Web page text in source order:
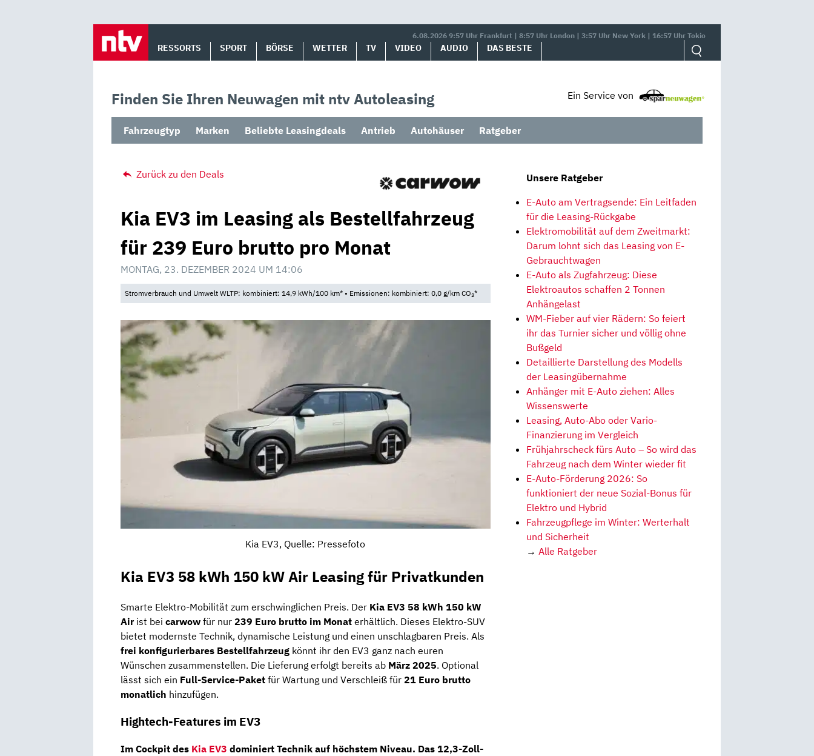
6.08.2026 9:57 Uhr Frankfurt | 8:57 Uhr London | 3:57 Uhr New York | 16:57 Uhr Tokio
RESSORTS SPORT BÖRSE WETTER TV VIDEO AUDIO DAS BESTE
Finden Sie Ihren Neuwagen mit ntv Autoleasing Ein Service von
Fahrzeugtyp Marken Beliebte Leasingdeals Antrieb Autohäuser Ratgeber
Zurück zu den Deals
Kia EV3 im Leasing als Bestellfahrzeug
für 239 Euro brutto pro Monat
MONTAG, 23. DEZEMBER 2024 UM 14:06
Stromverbrauch und Umwelt WLTP: kombiniert: 14,9 kWh/100 km* • Emissionen: kombiniert: 0,0 g/km CO2*
Kia EV3, Quelle: Pressefoto
Kia EV3 58 kWh 150 kW Air Leasing für Privatkunden
Smarte Elektro-Mobilität zum erschwinglichen Preis. Der Kia EV3 58 kWh 150 kW
Airist bei carwow für nur 239 Euro brutto im Monat erhältlich. Dieses Elektro-SUV
bietet modernste Technik, dynamische Leistung und einen unschlagbaren Preis. Als
frei konfigurierbares Bestellfahrzeug könnt ihr den EV3 ganz nach euren
Wünschen zusammenstellen. Die Lieferung erfolgt bereits ab März 2025. Optional
lässt sich ein Full-Service-Paket für Wartung und Verschleiß für 21 Euro brutto
monatlich hinzufügen.
Hightech-Features im EV3
Im Cockpit des Kia EV3 dominiert Technik auf höchstem Niveau. Das 12,3-Zoll-
Unsere Ratgeber
E-Auto am Vertragsende: Ein Leitfaden
für die Leasing-Rückgabe
Elektromobilität auf dem Zweitmarkt:
Darum lohnt sich das Leasing von E-
Gebrauchtwagen
E-Auto als Zugfahrzeug: Diese
Elektroautos schaffen 2 Tonnen
Anhängelast
WM-Fieber auf vier Rädern: So feiert
ihr das Turnier sicher und völlig ohne
Bußgeld
Detaillierte Darstellung des Modells
der Leasingübernahme
Anhänger mit E-Auto ziehen: Alles
Wissenswerte
Leasing, Auto-Abo oder Vario-
Finanzierung im Vergleich
Frühjahrscheck fürs Auto – So wird das
Fahrzeug nach dem Winter wieder fit
E-Auto-Förderung 2026: So
funktioniert der neue Sozial-Bonus für
Elektro und Hybrid
Fahrzeugpflege im Winter: Werterhalt
und Sicherheit
→ Alle Ratgeber